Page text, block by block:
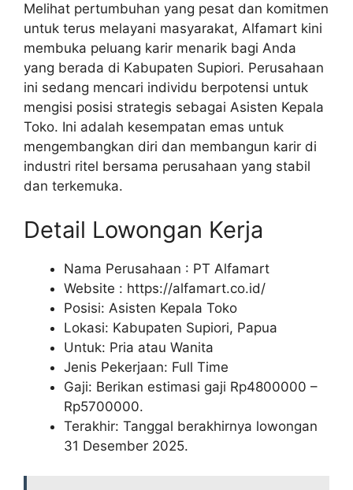
Melihat pertumbuhan yang pesat dan komitmen
untuk terus melayani masyarakat, Alfamart kini
membuka peluang karir menarik bagi Anda
yang berada di Kabupaten Supiori. Perusahaan
ini sedang mencari individu berpotensi untuk
mengisi posisi strategis sebagai Asisten Kepala
Toko. Ini adalah kesempatan emas untuk
mengembangkan diri dan membangun karir di
industri ritel bersama perusahaan yang stabil
dan terkemuka.
Detail Lowongan Kerja
Nama Perusahaan : PT Alfamart
Website : https://alfamart.co.id/
Posisi: Asisten Kepala Toko
Lokasi: Kabupaten Supiori, Papua
Untuk: Pria atau Wanita
Jenis Pekerjaan: Full Time
Gaji: Berikan estimasi gaji Rp4800000 –
Rp5700000.
Terakhir: Tanggal berakhirnya lowongan
31 Desember 2025.